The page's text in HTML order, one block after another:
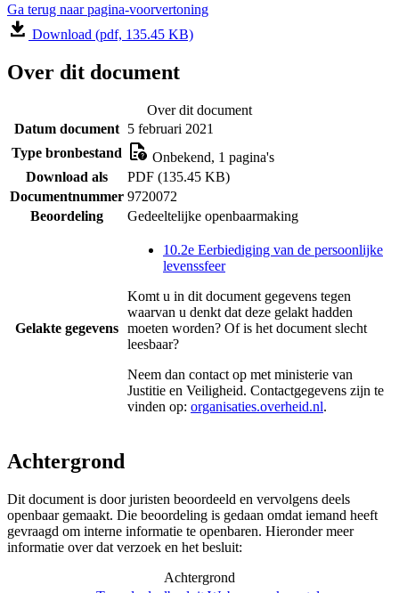
Ga terug naar pagina-voorvertoning
Download (pdf, 135.45 KB)
Over dit document
Over dit document
Datum document 5 februari 2021
Type bronbestand
Onbekend, 1 pagina's
Download als
PDF (135.45 KB)
Documentnummer 9720072
Beoordeling
Gedeeltelijke openbaarmaking
Gelakte gegevens
10.2e Eerbiediging van de persoonlijke
levenssfeer
Komt u in dit document gegevens tegen
waarvan u denkt dat deze gelakt hadden
moeten worden? Of is het document slecht
leesbaar?
Neem dan contact op met ministerie van
Justitie en Veiligheid. Contactgegevens zijn te
vinden op: organisaties.overheid.nl.
Achtergrond
Dit document is door juristen beoordeeld en vervolgens deels
openbaar gemaakt. Die beoordeling is gedaan omdat iemand heeft
gevraagd om interne informatie te openbaren. Hieronder meer
informatie over dat verzoek en het besluit:
Achtergrond